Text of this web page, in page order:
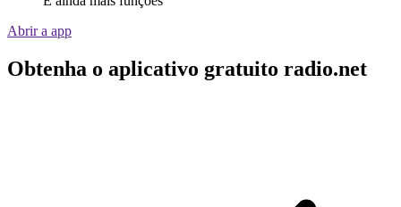
Abrir a app
Obtenha o aplicativo gratuito radio.net